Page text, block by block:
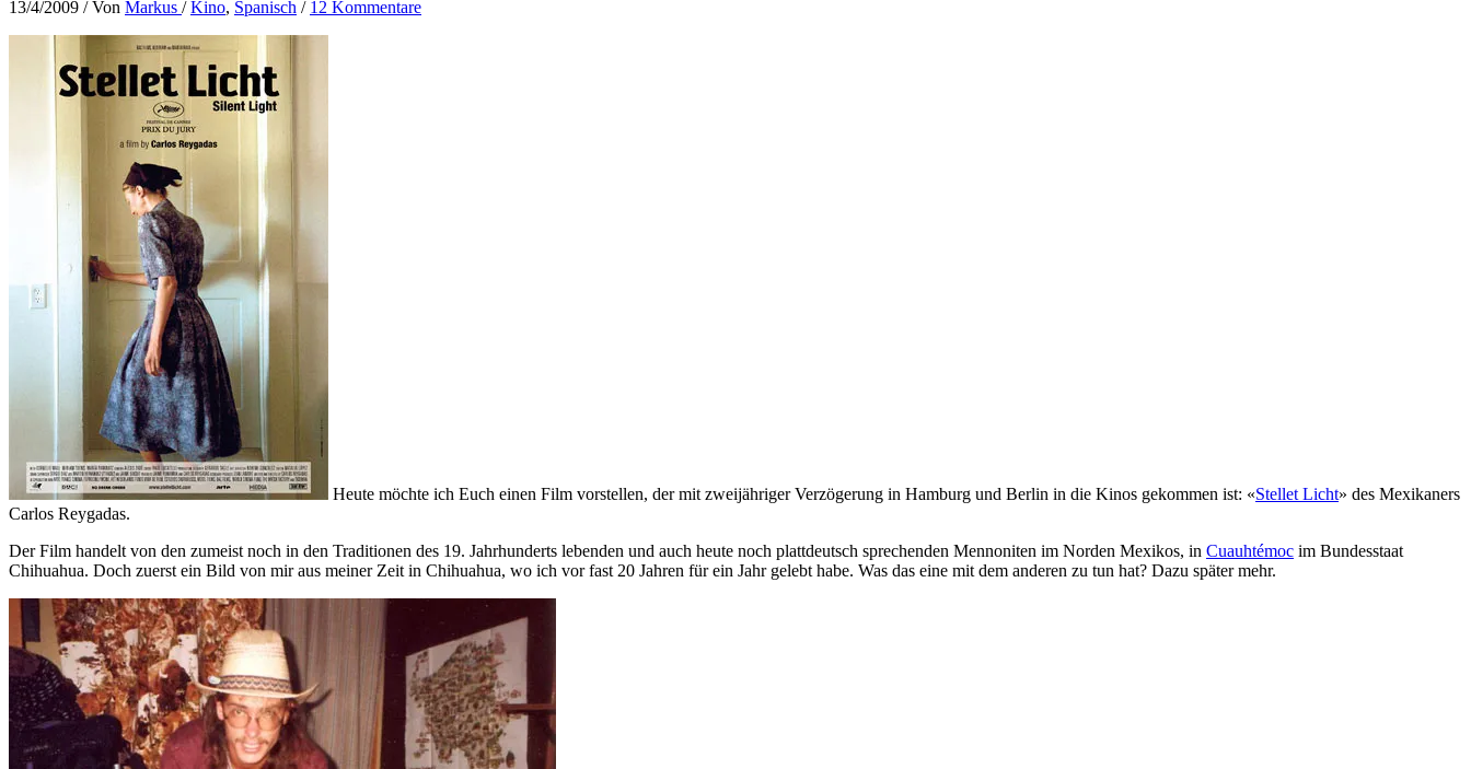
13/4/2009 / Von Markus /Kino, Spanisch / 12 Kommentare
Heute möchte ich Euch einen Film vorstellen, der mit zweijähriger Verzögerung in Hamburg und Berlin in die Kinos gekommen ist: «Stellet Licht» des Mexikaners
Carlos Reygadas.
Der Film handelt von den zumeist noch in den Traditionen des 19. Jahrhunderts lebenden und auch heute noch plattdeutsch sprechenden Mennoniten im Norden Mexikos, in Cuauhtémoc im Bundesstaat
Chihuahua. Doch zuerst ein Bild von mir aus meiner Zeit in Chihuahua, wo ich vor fast 20 Jahren für ein Jahr gelebt habe. Was das eine mit dem anderen zu tun hat? Dazu später mehr.